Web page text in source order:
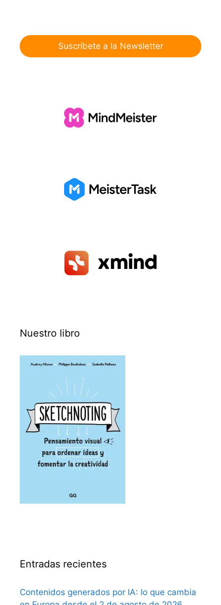
Suscríbete a la Newsletter
Nuestro libro
Entradas recientes
Contenidos generados por IA: lo que cambia